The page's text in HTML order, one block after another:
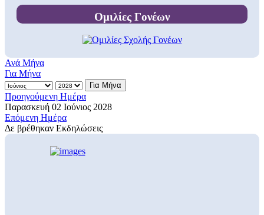
Ομιλίες Γονέων
Ανά Μήνα
Για Μήνα
Για Μήνα
Προηγούμενη Ημέρα
Παρασκευή 02 Ιούνιος 2028
Επόμενη Ημέρα
Δε βρέθηκαν Εκδηλώσεις